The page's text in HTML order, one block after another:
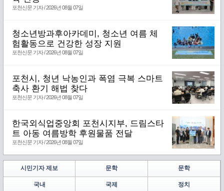
포천신문 기자 / 2026년 08월 07일
청소년방과후아카데미, 청소년 여름 체
험활동으로 건강한 성장 지원
포천신문 기자 / 2026년 08월 07일
포천시, 청년 낙농인과 폭염 극복 스마트
축사 환기 해법 찾다
포천신문 기자 / 2026년 08월 07일
한국외식업중앙회 포천시지부, 드림스타
트 아동 여름방학 후원물품 전달
포천신문 기자 / 2026년 08월 07일
시민기자 제보 문학 문학
국내 국제 정치